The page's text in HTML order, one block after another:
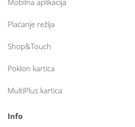
Mobilna aplikacija
Plaćanje režija
Shop&Touch
Poklon kartica
MultiPlus kartica
Info